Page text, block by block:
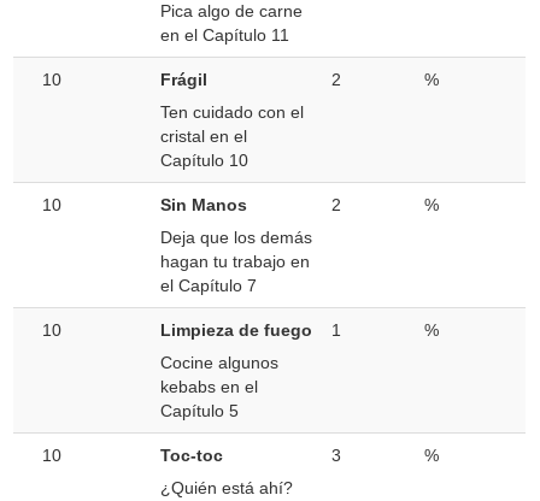
Pica algo de carne
en el Capítulo 11
10
Frágil
Ten cuidado con el
cristal en el
Capítulo 10
2 %
10
Sin Manos
Deja que los demás
hagan tu trabajo en
el Capítulo 7
2 %
10
Limpieza de fuego
Cocine algunos
kebabs en el
Capítulo 5
1 %
10
Toc-toc
¿Quién está ahí?
3 %